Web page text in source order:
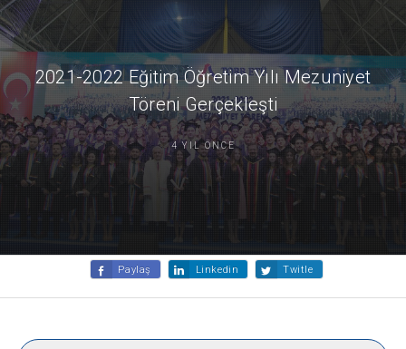
2021-2022 Eğitim Öğretim Yılı Mezuniyet
Töreni Gerçekleşti
4 YIL ÖNCE
Paylaş Linkedin Twitle